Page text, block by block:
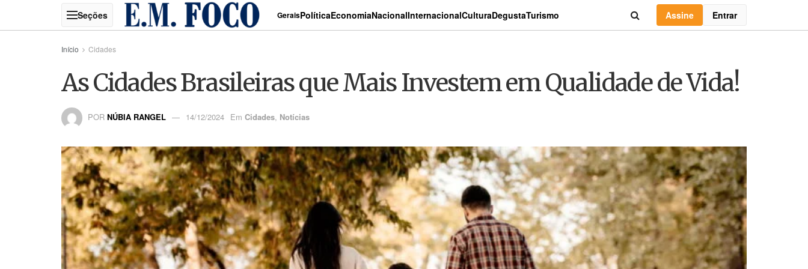
GeraisPolíticaEconomiaNacionalInternacionalCulturaDegustaTurismo Assine Entrar
Início Cidades
As Cidades Brasileiras que Mais Investem em Qualidade de Vida!
POR NÚBIA RANGEL 14/12/2024 Em Cidades, Notícias